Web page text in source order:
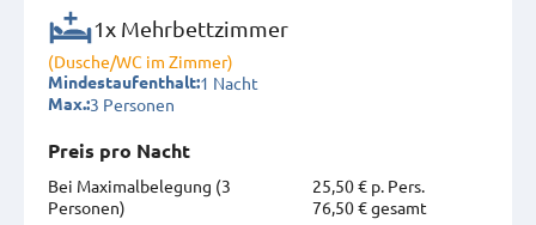
1x Mehrbettzimmer
(Dusche/WC im Zimmer)
Mindestaufenthalt:1 Nacht
Max.:3 Personen
Preis pro Nacht
Bei Maximal­belegung (3
Personen)
25,50 € p. Pers.
76,50 € gesamt